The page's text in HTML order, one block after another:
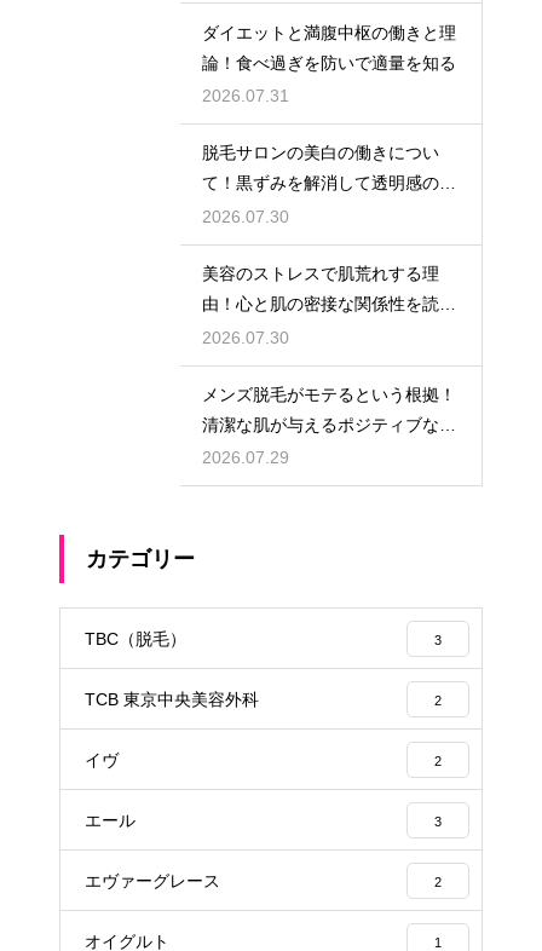
ダイエットと満腹中枢の働きと理
論！食べ過ぎを防いで適量を知る
2026.07.31
脱毛サロンの美白の働きについ
て！黒ずみを解消して透明感のあ
る肌へ導く
2026.07.30
美容のストレスで肌荒れする理
由！心と肌の密接な関係性を読み
解く
2026.07.30
メンズ脱毛がモテるという根拠！
清潔な肌が与えるポジティブな第
一印象
2026.07.29
カテゴリー
TBC（脱毛） 3
TCB 東京中央美容外科 2
イヴ 2
エール 3
エヴァーグレース 2
オイグルト 1